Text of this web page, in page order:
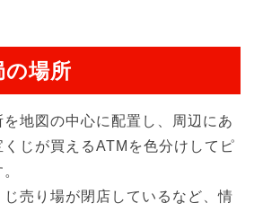
の場所
地図の中心に配置し、周辺にあ
じが買えるATMを色分けしてピ
売り場が閉店しているなど、情